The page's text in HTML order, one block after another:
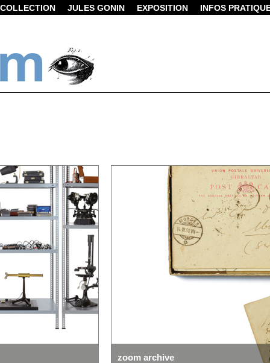
COLLECTION JULES GONIN EXPOSITION INFOS
zoom collection